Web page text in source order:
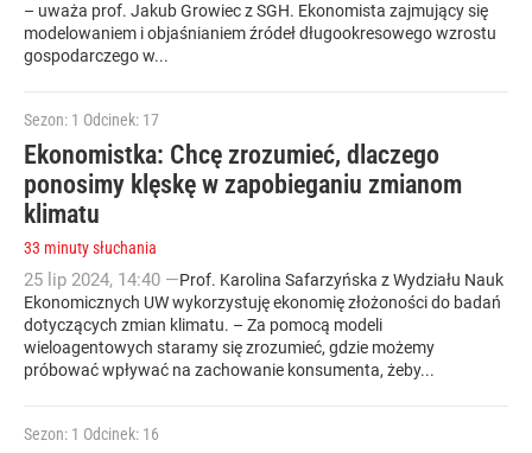
– uważa prof. Jakub Growiec z SGH. Ekonomista zajmujący się
modelowaniem i objaśnianiem źródeł długookresowego wzrostu
gospodarczego w...
Sezon: 1 Odcinek: 17
Ekonomistka: Chcę zrozumieć, dlaczego
ponosimy klęskę w zapobieganiu zmianom
klimatu
33 minuty słuchania
25 lip 2024, 14:40 —Prof. Karolina Safarzyńska z Wydziału Nauk
Ekonomicznych UW wykorzystuję ekonomię złożoności do badań
dotyczących zmian klimatu. – Za pomocą modeli
wieloagentowych staramy się zrozumieć, gdzie możemy
próbować wpływać na zachowanie konsumenta, żeby...
Sezon: 1 Odcinek: 16